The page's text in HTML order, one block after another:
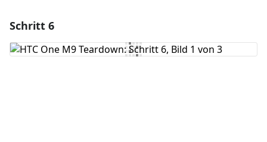
Kommentar hinzufügen
Schritt 6